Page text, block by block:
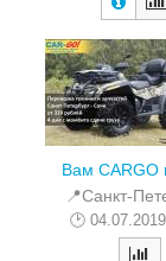
Вам CARGO
📍Санкт-